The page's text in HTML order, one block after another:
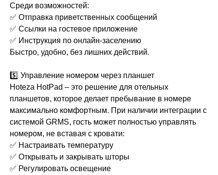
Среди возможностей:
✅ Отправка приветственных сообщений
✅ Ссылки на гостевое приложение
✅ Инструкция по онлайн-заселению
Быстро, удобно, без лишних действий.
5️⃣ Управление номером через планшет
Hoteza HotPad – это решение для отельных
планшетов, которое делает пребывание в номере
максимально комфортным. При наличии интеграции с
системой GRMS, гость может полностью управлять
номером, не вставая с кровати:
✅ Настраивать температуру
✅ Открывать и закрывать шторы
✅ Регулировать освещение